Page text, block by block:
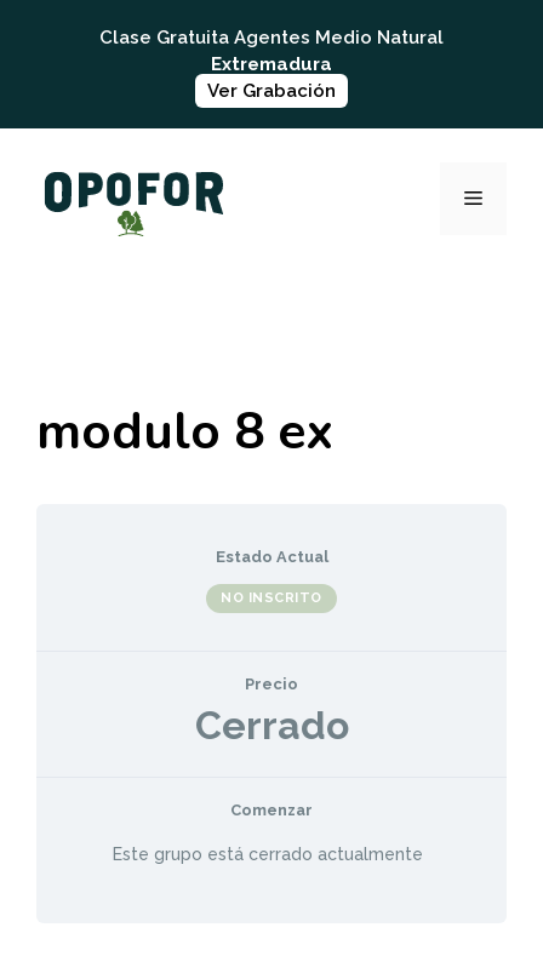
Clase Gratuita Agentes Medio Natural
Extremadura
Ver Grabación
MENÚ
modulo 8 ex
Estado Actual
NO INSCRITO
Precio
Cerrado
Comenzar
Este grupo está cerrado actualmente